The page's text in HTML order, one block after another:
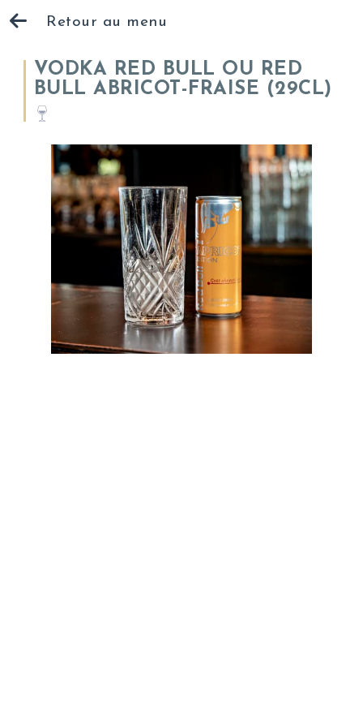
Retour au menu
VODKA RED BULL OU RED
BULL ABRICOT-FRAISE (29CL)